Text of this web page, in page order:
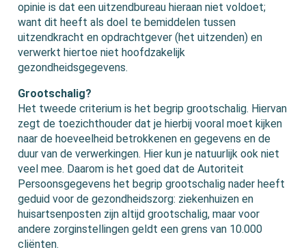
opinie is dat een uitzendbureau hieraan niet voldoet;
want dit heeft als doel te bemiddelen tussen
uitzendkracht en opdrachtgever (het uitzenden) en
verwerkt hiertoe niet hoofdzakelijk
gezondheidsgegevens.
Grootschalig?
Het tweede criterium is het begrip grootschalig. Hiervan
zegt de toezichthouder dat je hierbij vooral moet kijken
naar de hoeveelheid betrokkenen en gegevens en de
duur van de verwerkingen. Hier kun je natuurlijk ook niet
veel mee. Daarom is het goed dat de Autoriteit
Persoonsgegevens het begrip grootschalig nader heeft
geduid voor de gezondheidszorg: ziekenhuizen en
huisartsenposten zijn altijd grootschalig, maar voor
andere zorginstellingen geldt een grens van 10.000
cliënten.